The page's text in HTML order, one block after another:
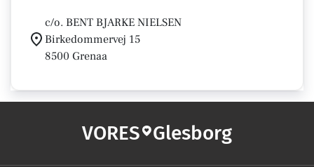
c/o. BENT BJARKE NIELSEN
Birkedommervej 15
8500 Grenaa
VORES Glesborg